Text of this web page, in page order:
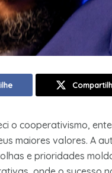
o cooperativismo,
maiores valores. A
e prioridades